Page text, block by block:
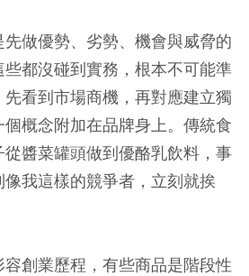
先做優勢、劣勢、機會與威脅的
些都沒碰到實務，根本不可能準
看到市場商機，再對應建立獨
概念附加在品牌身上。傳統食
醬菜罐頭做到優酪乳飲料，事
我這樣的競爭者，立刻就挨
創業歷程，有些商品是階段性